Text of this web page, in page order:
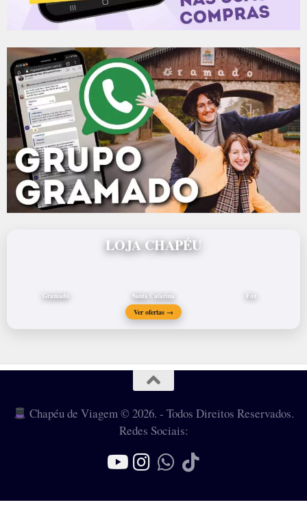
LOJA CHAPÉU
Gramado Santa Catarina Foz
Ver ofertas →
Chapéu de Viagem © 2026. - Todos Direitos Reservados.
Redes Sociais: